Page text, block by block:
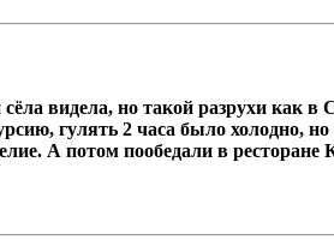
видела, но такой разрухи как
гулять 2 часа было холодно,
А потом пообедали в